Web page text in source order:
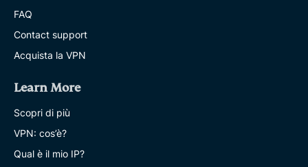
FAQ
Contact support
Acquista la VPN
Learn More
Scopri di più
VPN: cos’è?
Qual è il mio IP?